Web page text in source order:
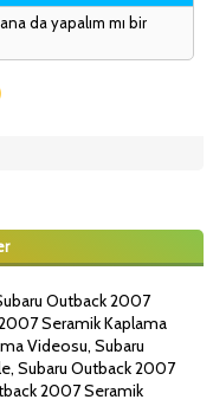
da yapalım mı bir
Outback 2007
Seramik Kaplama
Videosu, Subaru
Subaru Outback 2007
2007 Seramik